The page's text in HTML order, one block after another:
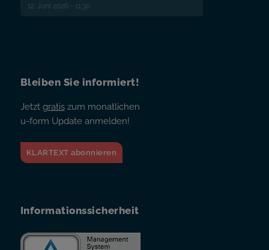
12. Juni 2026 - 11:30
Bleiben Sie informiert!
Jetzt gratiszum monatlichen
u-form Update anmelden!
KLARTEXT abonnieren
Informationssicherheit